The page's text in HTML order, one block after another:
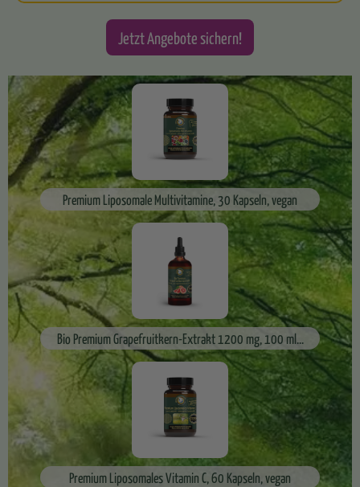
Premium Liposomale Multivitamine, 30 Kapseln, vegan
Bio Premium Grapefruitkern-Extrakt 1200 mg, 100 ml...
Premium Liposomales Vitamin C, 60 Kapseln, vegan
Jetzt Angebote sichern!
Leitet zuverlässig…